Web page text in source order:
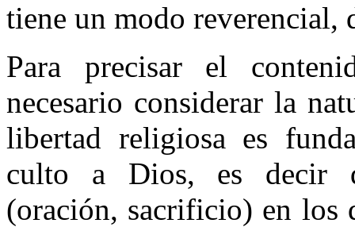
tiene un modo reverencial,
Para precisar el
necesario considerar la
libertad religiosa es
culto a Dios, es decir
(oración, sacrificio) en los